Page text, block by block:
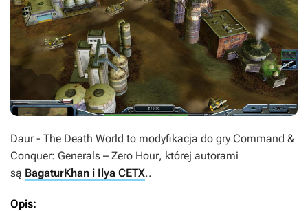
Daur - The Death World to modyfikacja do gry Command &
Conquer: Generals – Zero Hour, której autorami
są BagaturKhan i Ilya CETX..
Opis: